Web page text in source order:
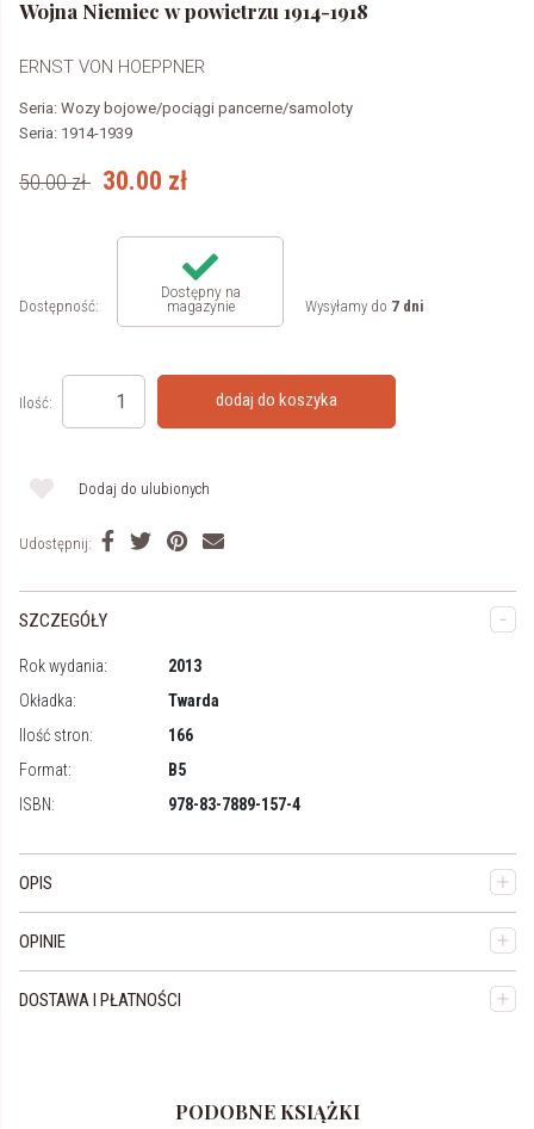
Wojna Niemiec w powietrzu 1914-1918
ERNST VON HOEPPNER
Seria: Wozy bojowe/pociągi pancerne/samoloty
Seria: 1914-1939
50.00zł 30.00 zł
Dostępność:
Dostępny na
magazynie
Wysyłamy do 7 dni
Ilość: dodaj do koszyka
Dodaj do ulubionych
Udostępnij:
SZCZEGÓŁY
Rok wydania:
2013
Okładka:
Twarda
Ilość stron:
166
Format:
B5
ISBN:
978-83-7889-157-4
OPIS
OPINIE
DOSTAWA I PŁATNOŚCI
PODOBNE KSIĄŻKI